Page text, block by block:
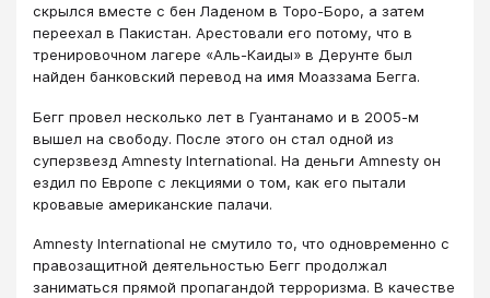
скрылся вместе с бен Ладеном в Торо-Боро, а затем
переехал в Пакистан. Арестовали его потому, что в
тренировочном лагере «Аль-Каиды» в Дерунте был
найден банковский перевод на имя Моаззама Бегга.
Бегг провел несколько лет в Гуантанамо и в 2005-м
вышел на свободу. После этого он стал одной из
суперзвезд Amnesty International. На деньги Amnesty он
ездил по Европе с лекциями о том, как его пытали
кровавые американские палачи.
Amnesty International не смутило то, что одновременно с
правозащитной деятельностью Бегг продолжал
заниматься прямой пропагандой терроризма. В качестве